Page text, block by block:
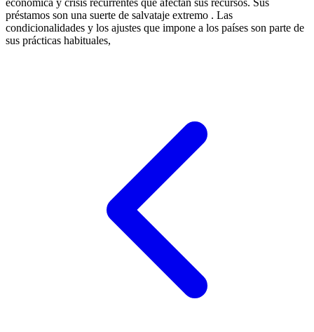
préstamos son una suerte de salvataje extremo . Las
condicionalidades y los ajustes que impone a los países son parte de
sus prácticas habituales,